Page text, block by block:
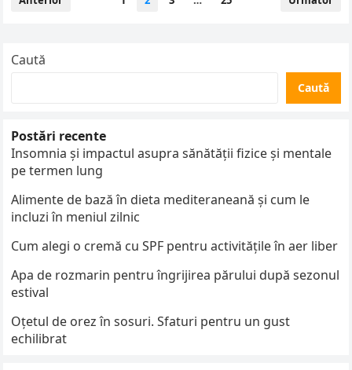
Caută
Caută
Postări recente
Insomnia și impactul asupra sănătății fizice și mentale
pe termen lung
Alimente de bază în dieta mediteraneană și cum le
incluzi în meniul zilnic
Cum alegi o cremă cu SPF pentru activitățile în aer liber
Apa de rozmarin pentru îngrijirea părului după sezonul
estival
Oțetul de orez în sosuri. Sfaturi pentru un gust
echilibrat